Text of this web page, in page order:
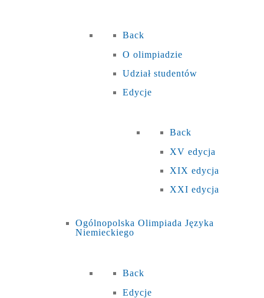
Back
O olimpiadzie
Udział studentów
Edycje
Back
XV edycja
XIX edycja
XXI edycja
Ogólnopolska Olimpiada Języka
Niemieckiego
Back
Edycje